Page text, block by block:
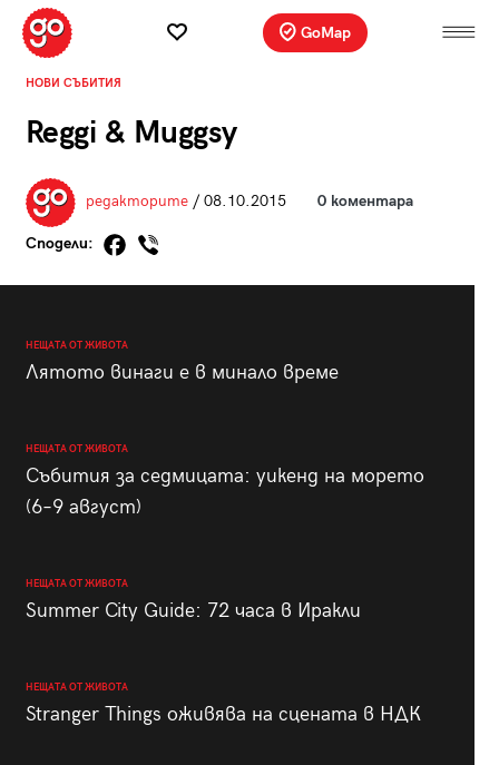
GoMap
НОВИ СЪБИТИЯ
Reggi & Muggsy
редакторите/ 08.10.2015 0 коментара
Сподели:
НЕЩАТА ОТ ЖИВОТА
Лятото винаги е в минало време
НЕЩАТА ОТ ЖИВОТА
Събития за седмицата: уикенд на морето
(6–9 август)
НЕЩАТА ОТ ЖИВОТА
Summer City Guide: 72 часа в Иракли
НЕЩАТА ОТ ЖИВОТА
Stranger Things оживява на сцената в НДК